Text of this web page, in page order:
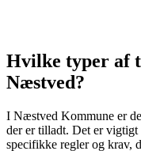
Hvilke typer af
Næstved?
I Næstved Kommune er
der er tilladt. Det er
specifikke regler og krav,